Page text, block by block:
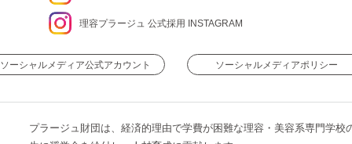
理容プラージュ 公式採用 INSTAGRAM
ソーシャルメディア公式アカウント ソーシャルメディアポリシー
プラージュ財団は、経済的理由で学費が困難な理容・美容系専門学校